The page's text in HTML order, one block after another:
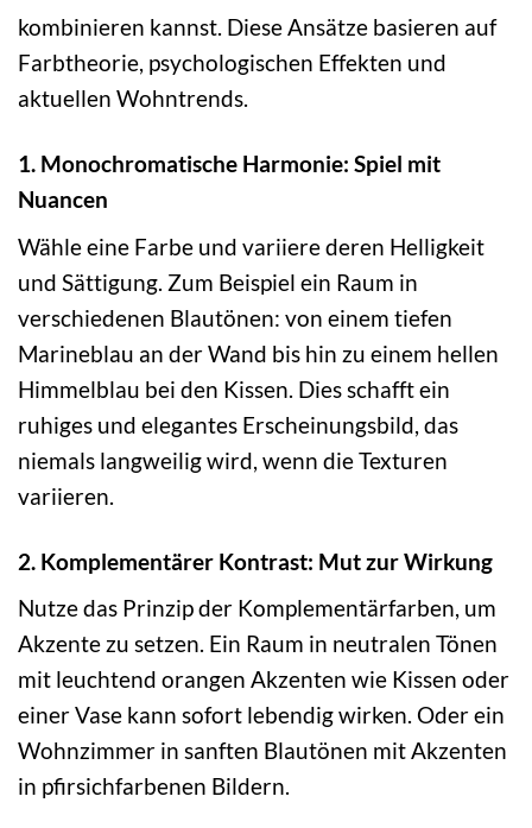
kombinieren kannst. Diese Ansätze basieren auf
Farbtheorie, psychologischen Effekten und
aktuellen Wohntrends.
1. Monochromatische Harmonie: Spiel mit
Nuancen
Wähle eine Farbe und variiere deren Helligkeit
und Sättigung. Zum Beispiel ein Raum in
verschiedenen Blautönen: von einem tiefen
Marineblau an der Wand bis hin zu einem hellen
Himmelblau bei den Kissen. Dies schafft ein
ruhiges und elegantes Erscheinungsbild, das
niemals langweilig wird, wenn die Texturen
variieren.
2. Komplementärer Kontrast: Mut zur Wirkung
Nutze das Prinzip der Komplementärfarben, um
Akzente zu setzen. Ein Raum in neutralen Tönen
mit leuchtend orangen Akzenten wie Kissen oder
einer Vase kann sofort lebendig wirken. Oder ein
Wohnzimmer in sanften Blautönen mit Akzenten
in pfirsichfarbenen Bildern.